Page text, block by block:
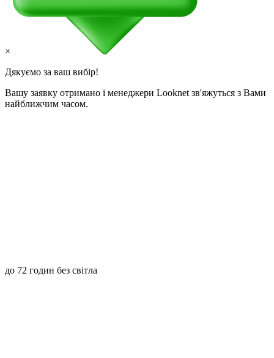
×
Дякуємо за ваш вибір!
Вашу заявку отримано і менеджери Looknet зв'яжуться з Вами
найближчим часом.
до 72 годин без світла